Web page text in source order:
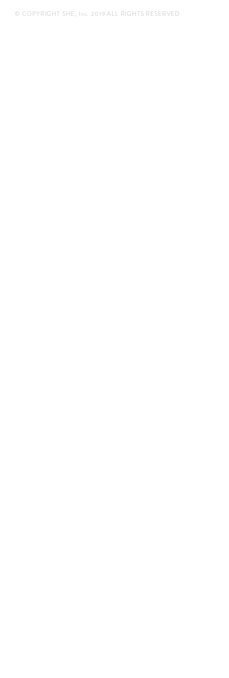
© COPYRIGHT SHE, Inc. 2019 ALL RIGHTS RESERVED